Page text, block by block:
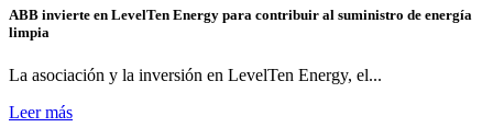
ABB invierte en LevelTen Energy para contribuir al suministro de energía
limpia
La asociación y la inversión en LevelTen Energy, el...
Leer más